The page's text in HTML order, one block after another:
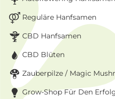
Reguläre Hanfsamen
CBD Hanfsamen
CBD Blüten
Zauberpilze / Magic
Grow-Shop Für Den